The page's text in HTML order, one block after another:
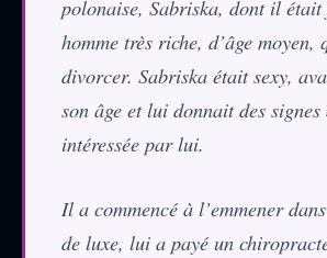
polonaise, Sabriska, dont il était
homme très riche, d’âge moyen,
divorcer. Sabriska était sexy,
son âge et lui donnait des signes
intéressée par lui.
Il a commencé à l’emmener
de luxe, lui a payé un